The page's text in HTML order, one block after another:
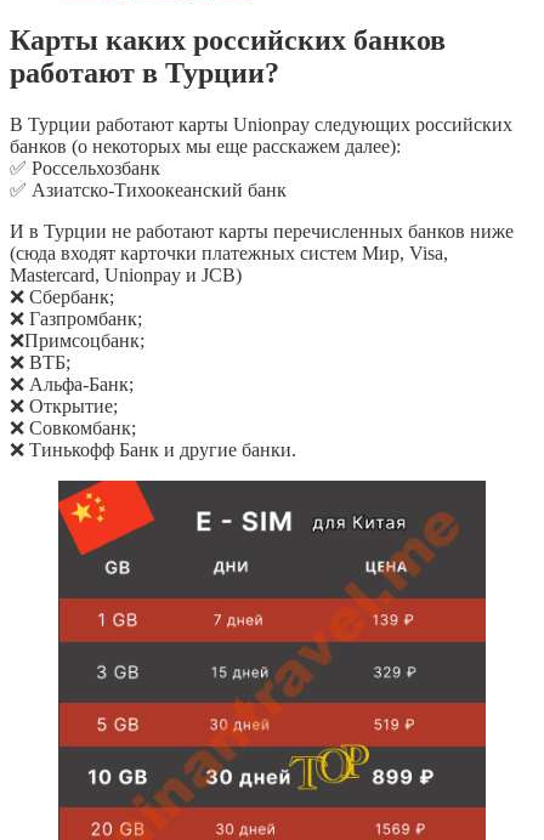
Карты каких российских банков
работают в Турции?
В Турции работают карты Unionpay следующих российских
банков (о некоторых мы еще расскажем далее):
✅ Россельхозбанк
✅ Азиатско-Тихоокеанский банк
И в Турции не работают карты перечисленных банков ниже
(сюда входят карточки платежных систем Мир, Visa,
Mastercard, Unionpay и JCB)
❌ Сбербанк;
❌ Газпромбанк;
❌Примсоцбанк;
❌ ВТБ;
❌ Альфа-Банк;
❌ Открытие;
❌ Совкомбанк;
❌ Тинькофф Банк и другие банки.